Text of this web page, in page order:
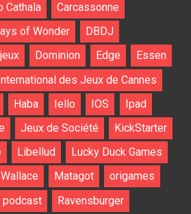
Cathala
Carcassonne
of Wonder
DBDJ
Dominion Edge
Essen
des Jeux de Cannes
Haba Iello IOS
Ipad
Jeux de Société
KickStarter
Libellud
Lucky Duck Games
Matagot
origames
podcast Ravensburger